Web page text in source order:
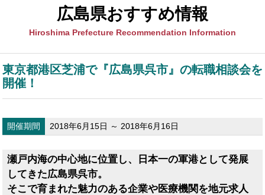
広島県おすすめ情報
Hiroshima Prefecture Recommendation Information
東京都港区芝浦で『広島県呉市』の転職相談会を
開催！
開催期間 2018年6月15日 ～ 2018年6月16日
瀬戸内海の中心地に位置し、日本一の軍港として発展
してきた広島県呉市。
そこで育まれた魅力のある企業や医療機関を地元求人